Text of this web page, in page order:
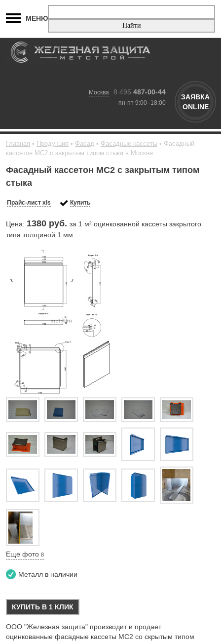
МЕНЮ
Москва 8 495 487-00-44
пн-пт 9:00–18:00
ЗАЯВКА
ONLINE
Главная Продукция Фасад Фасадные кассеты
Фасадный
кассетон МС2 с закрытым типом стыка в Москве
Фасадный кассетон МС2 с закрытым типом
стыка
Прайс-лист xls Купить
Цена: 1380 руб. за 1 м² оцинкованной кассеты закрытого
типа толщиной 1 мм
Еще фото 8
Металл в наличии
КУПИТЬ В 1 КЛИК
ООО "Железная защита" производит и продает
оцинкованные фасадные кассеты МС2 со скрытым типом